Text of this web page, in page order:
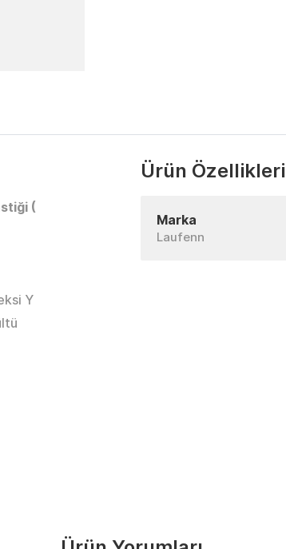
(
Y
Ürün Özellikleri
Marka
Laufenn